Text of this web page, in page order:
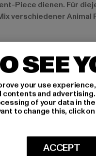
Piece dienen. Für
verschiedener
bis elegant. Im Alltag
Print Blazer über
auf jeder
gemacht und
Outfits zu sehen und
SEE
your use
and
of your data in
to change this, click
ACCEPT